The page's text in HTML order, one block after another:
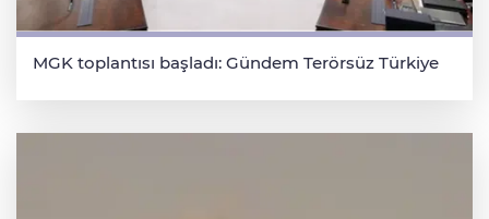
MGK toplantısı başladı: Gündem Terörsüz Türkiye